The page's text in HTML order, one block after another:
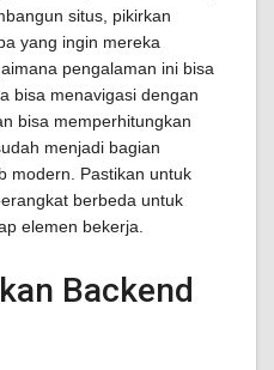
situs, pikirkan
yang ingin mereka
pengalaman ini bisa
bisa menavigasi dengan
bisa memperhitungkan
menjadi bagian
modern. Pastikan untuk
berbeda untuk
elemen bekerja.
Backend